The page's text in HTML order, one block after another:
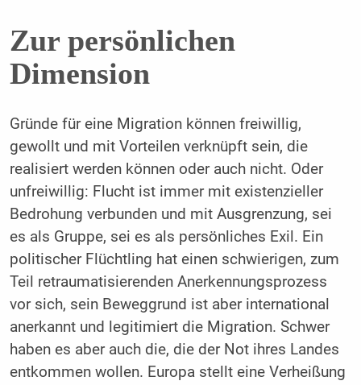
Zur persönlichen
Dimension
Gründe für eine Migration können freiwillig,
gewollt und mit Vorteilen verknüpft sein, die
realisiert werden können oder auch nicht. Oder
unfreiwillig: Flucht ist immer mit existenzieller
Bedrohung verbunden und mit Ausgrenzung, sei
es als Gruppe, sei es als persönliches Exil. Ein
politischer Flüchtling hat einen schwierigen, zum
Teil retraumatisierenden Anerkennungsprozess
vor sich, sein Beweggrund ist aber international
anerkannt und legitimiert die Migration. Schwer
haben es aber auch die, die der Not ihres Landes
entkommen wollen. Europa stellt eine Verheißung